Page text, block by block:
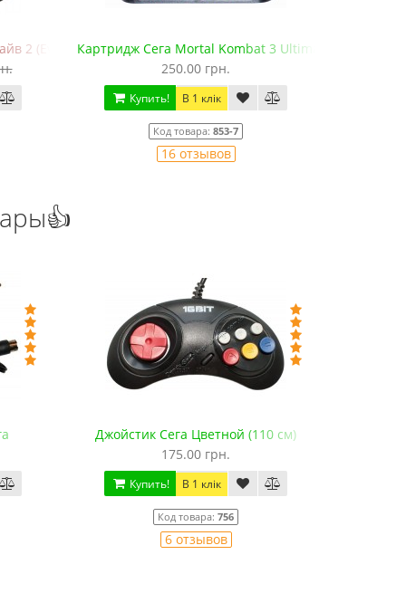
2 (EverDrive MD V.х2, +SD)
Картридж Сега Mortal Kombat 3 Ultimate
250.00 грн.
Купить! В 1 клік
Код товара: 853-7
16 отзывов
Джойстик Сега Цветной (110 см)
175.00 грн.
Купить! В 1 клік
Код товара: 756
6 отзывов